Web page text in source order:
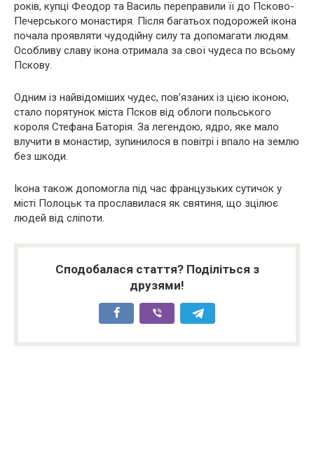
років, купці Феодор та Василь переправили її до Псково-
Печерського монастиря. Після багатьох подорожей ікона
почала проявляти чудодійну силу та допомагати людям.
Особливу славу ікона отримала за свої чудеса по всьому
Пскову.
Одним із найвідоміших чудес, пов’язаних із цією іконою,
стало порятунок міста Псков від облоги польського
короля Стефана Баторія. За легендою, ядро, яке мало
влучити в монастир, зупинилося в повітрі і впало на землю
без шкоди.
Ікона також допомогла під час французьких сутичок у
місті Полоцьк та прославилася як святиня, що зцілює
людей від сліпоти.
Сподобалася стаття? Поділіться з
друзями!